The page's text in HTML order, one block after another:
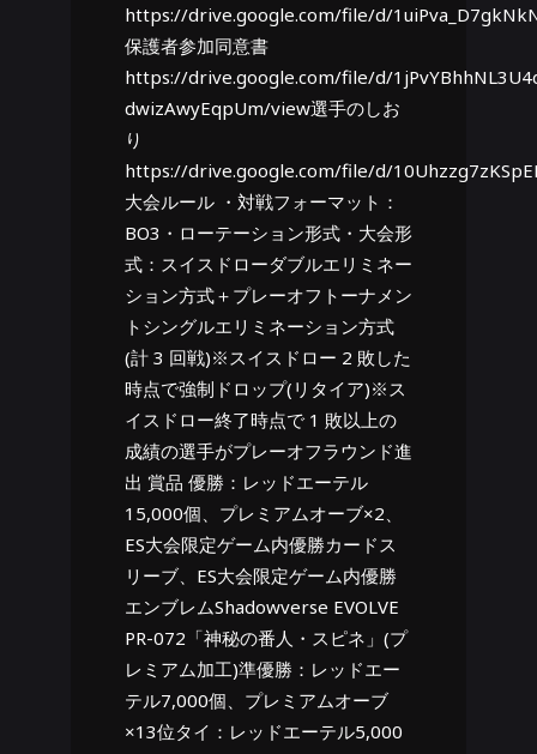
https://drive.google.com/file/d/
保護者参加同意書
https://drive.google.com/file/d/
dwizAwyEqpUm/view選手のしお
り
https://drive.google.com/file/d/
大会ルール ・対戦フォーマット：
BO3・ローテーション形式・大会形
式：スイスドローダブルエリミネー
ション方式＋プレーオフトーナメン
トシングルエリミネーション方式
(計 3 回戦)※スイスドロー 2 敗した
時点で強制ドロップ(リタイア)※ス
イスドロー終了時点で 1 敗以上の
成績の選手がプレーオフラウンド進
出 賞品 優勝：レッドエーテル
15,000個、プレミアムオーブ×2、
ES大会限定ゲーム内優勝カードス
リーブ、ES大会限定ゲーム内優勝
エンブレムShadowverse EVOLVE
PR-072「神秘の番人・スピネ」(プ
レミアム加工)準優勝：レッドエー
テル7,000個、プレミアムオーブ
×13位タイ：レッドエーテル5,000